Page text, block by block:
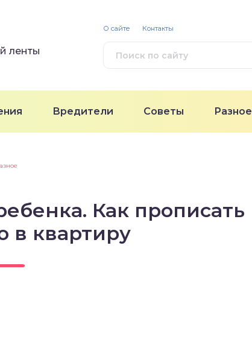
ленты
Вредители Советы Разное
О сайте Контакты
Как прописать
в квартиру